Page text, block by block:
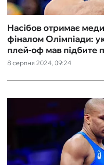
8 серпня 2024, 09:24
Насібов отримає
фіналом Олімпіади:
плей-оф мав підбите